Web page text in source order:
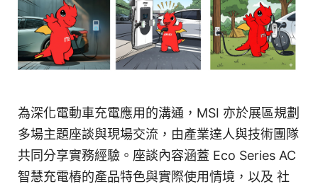
為深化電動車充電應用的溝通，MSI 亦於展區規劃
多場主題座談與現場交流，由產業達人與技術團隊
共同分享實務經驗。座談內容涵蓋 Eco Series AC
智慧充電樁的產品特色與實際使用情境，以及 社